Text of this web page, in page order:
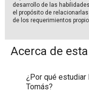
desarrollo de las
el propósito de
de los requerimientos
Acerca de
¿Por qué estudiar
Tomás?